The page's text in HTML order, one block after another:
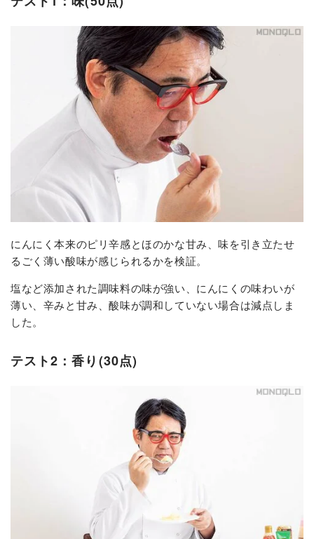
にんにく本来のピリ辛感とほのかな甘み、味を引き立たせ
るごく薄い酸味が感じられるかを検証。
塩など添加された調味料の味が強い、にんにくの味わいが
薄い、辛みと甘み、酸味が調和していない場合は減点しま
した。
テスト2：香り(30点)